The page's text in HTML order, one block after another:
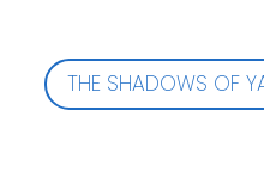
THE SHADOWS OF